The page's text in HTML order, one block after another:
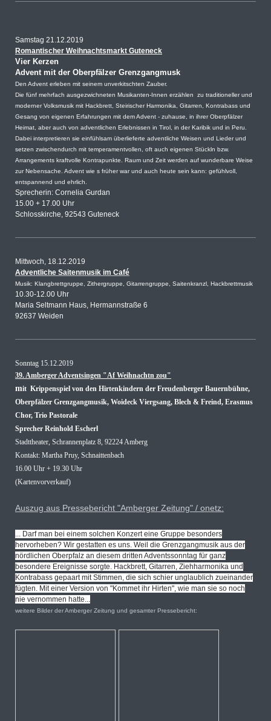
Samstag 21.12.2019
Romantischer Weihnachtsmarkt Guteneck
Vier Kerzen
Advent mit der Oberpfälzer Grenzgangmusk
Den Advent erleben mit seinem unverkitschten Zauber.
Die fünf mehrfach ausgezwichneten Musikanten-Innen erzählen zu traditioneller und
moderner Volksmusik mit Hackbrett, Steirischer Harmonika, Gitarren, Kontrabass und
Gesang von eigenen Erfahrungen mit dem Advent - zuhause, in ihrer Oberpfälzer
Heimat, aber auch von adventlichen Erlebnissen in Tirol, in der Karibik und in Peru.
Dabei interpretieren sie einfühlsam überlieferte adventliche Weisen und Lieder und
setzen zwischendurch mit temperamentvollen, oft auch eigenen Stückln bzw.
Arrangements kraftvolle Kontrapunkte. Raum und Zeit werden auf wunderbare Weise
zur Nebensache. Advent wie s früher war und auch heute sein kann: gefühlvoll,
entspannend und ehrlich.
Sprecherin: Cornelia Gurdan
15.00 + 17.00 Uhr
Schlosskirche, 92543 Guteneck
Mittwoch, 18.12.2019
Adventliche Saitenmusik im Café
Musik: Klangbrettgruppe, Zithergruppe, Gitarrengruppe, Saitenkranzl, Hackbrettmusik
10.30-12.00 Uhr
Maria Seltmann Haus, Hermannstraße 6
92637 Weiden
Sonntag 15.12.2019
39. Amberger Adventsingen "Af Weihnachtn zou"
mit Krippenspiel von den Hirtenkindern der Freudenberger Bauernbühne,
Oberpfälzer Grenzgangmusik, Woideck Viergsang, Blech & Freind, Erasmus
Chor, Trio Pastorale
Sprecher Reinhold Escherl
Stadttheater, Schrannenplatz 8, 92224 Amberg
Kontakt: Martha Pruy, Schnaittenbach
16.00 Uhr + 19.30 Uhr
(Kartenvorverkauf)
Auszug aus Pressebericht "Amberger Zeitung" / onetz:
... Darf man bei einem solchen Konzert eine Gruppe besonders
hervorheben? Wir gestatten es uns. Weil die Grenzgangmusik aus der
nördlichen Oberpfalz an diesem dritten Adventssonntag für ganz
besondere Ereignisse sorgte. Hackbrett, Gitarren, Ziehharmonika und
Kontrabass gepaart mit Stimmen, die sich schier unglaublich zueinander
fügten. Mit einer Version von "Kommet ihr Hirten", wie man sie so noch
nie vernommen hatte...
weitere Bilder der Amberger Zeitung und gesamter Pressebericht: